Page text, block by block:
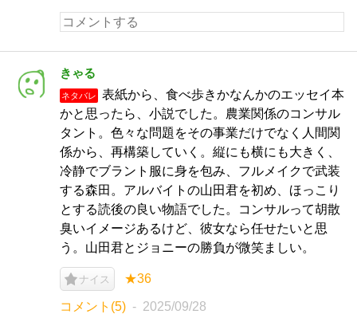
きゃる
ネタバレ
表紙から、食べ歩きかなんかのエッセイ本
かと思ったら、小説でした。農業関係のコンサル
タント。色々な問題をその事業だけでなく人間関
係から、再構築していく。縦にも横にも大きく、
冷静でブラント服に身を包み、フルメイクで武装
する森田。アルバイトの山田君を初め、ほっこり
とする読後の良い物語でした。コンサルって胡散
臭いイメージあるけど、彼女なら任せたいと思
う。山田君とジョニーの勝負が微笑ましい。
ナイス ★36
コメント(5) 2025/09/28